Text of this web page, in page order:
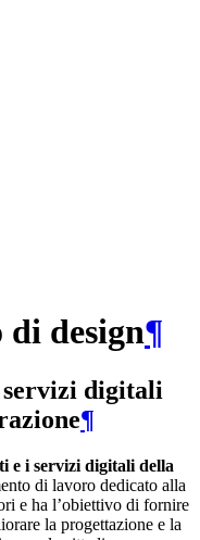
design¶
digitali
¶
e i servizi digitali della
di lavoro dedicato alla
e ha l’obiettivo di fornire
la progettazione e la